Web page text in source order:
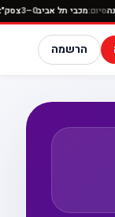
וינהסיום:מכבי תל אביב
הרשמה